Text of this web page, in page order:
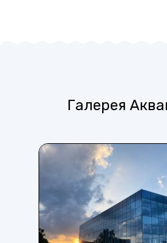
Галерея